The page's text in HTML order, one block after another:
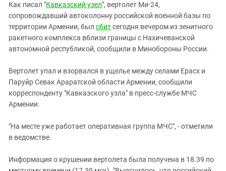
Нагорный Карабах
Российская Федерация
Ростовская область
Северная Осетия - Алания
СКФО
Ставропольский край
Чечня
Как писал "Кавказский узел", вертолет Ми-24,
сопровождавший автоколонну российской военной базы по
территории Армении, был сбитсегодня вечером из зенитного
ракетного комплекса вблизи границы с Нахичеванской
автономной республикой, сообщили в Минобороны России.
Вертолет упал и взорвался в ущелье между селами Ерасх и
Паруйр Севак Араратской области Армении, сообщили
корреспонденту "Кавказского узла" в пресс-службе МЧС
Армении.
"На месте уже работает оперативная группа МЧС", - отметили
в ведомстве.
Информация о крушении вертолета была получена в 18.39 по